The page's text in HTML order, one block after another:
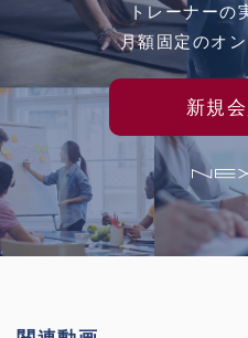
トレーナーの
月額固定のオ
新規